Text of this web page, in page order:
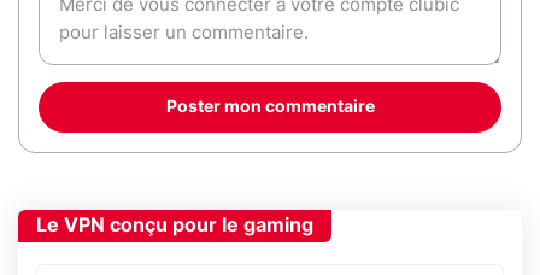
Poster mon commentaire
Le VPN conçu pour le gaming